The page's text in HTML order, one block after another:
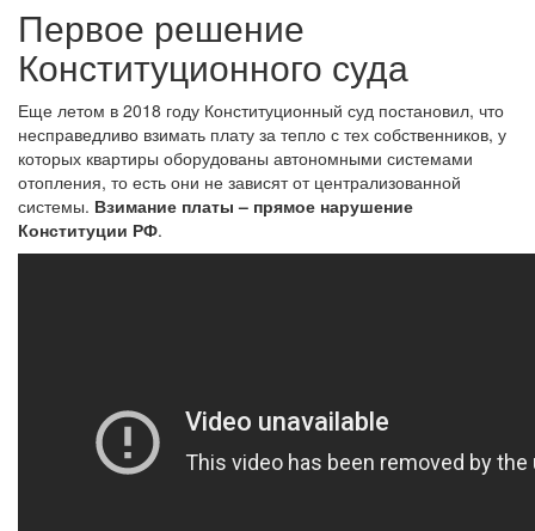
Первое решение
Конституционного суда
Еще летом в 2018 году Конституционный суд постановил, что
несправедливо взимать плату за тепло с тех собственников, у
которых квартиры оборудованы автономными системами
отопления, то есть они не зависят от централизованной
системы. Взимание платы – прямое нарушение
Конституции РФ.